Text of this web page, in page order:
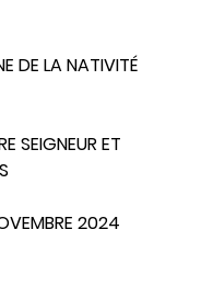
DE LA NATIVITÉ
SEIGNEUR ET
2024